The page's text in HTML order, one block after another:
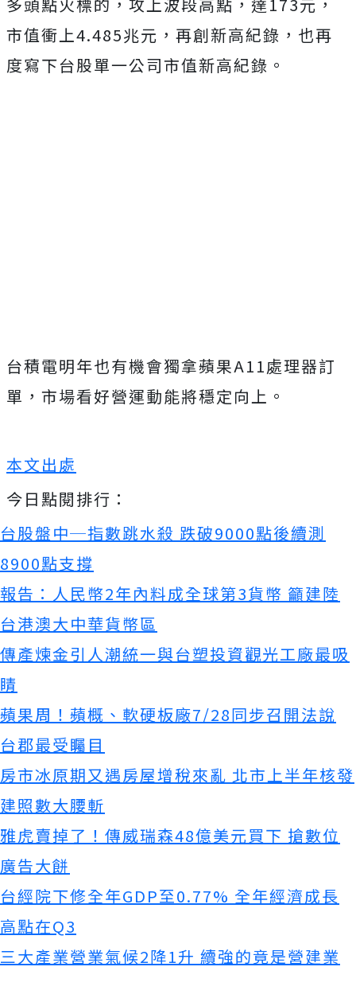
市值衝上4.485兆元，再創新高紀錄，也再
度寫下台股單一公司市值新高紀錄。
台積電明年也有機會獨拿蘋果A11處理器訂
單，市場看好營運動能將穩定向上。
本文出處
今日點閱排行：
台股盤中─指數跳水殺 跌破9000點後續測
8900點支撐
報告：人民幣2年內料成全球第3貨幣 籲建陸
台港澳大中華貨幣區
傳產煉金引人潮統一與台塑投資觀光工廠最吸
睛
蘋果周！蘋概、軟硬板廠7/28同步召開法說
台郡最受矚目
房市冰原期又遇房屋增稅來亂 北市上半年核發
建照數大腰斬
雅虎賣掉了！傳威瑞森48億美元買下 搶數位
廣告大餅
台經院下修全年GDP至0.77% 全年經濟成長
高點在Q3
三大產業營業氣候2降1升 續強的竟是營建業